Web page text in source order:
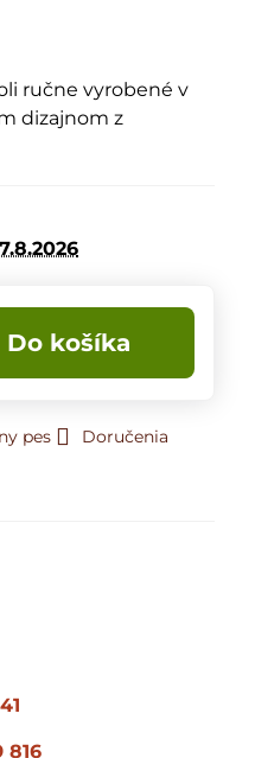
ručne vyrobené v
dizajnom z
7.8.2026
Do košíka
pes Doručenia
816